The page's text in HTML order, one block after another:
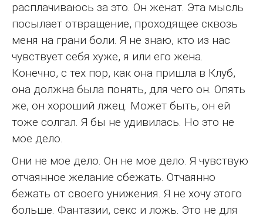
расплачиваюсь за это. Он женат. Эта мысль
посылает отвращение, проходящее сквозь
меня на грани боли. Я не знаю, кто из нас
чувствует себя хуже, я или его жена.
Конечно, с тех пор, как она пришла в Клуб,
она должна была понять, для чего он. Опять
же, он хороший лжец. Может быть, он ей
тоже солгал. Я бы не удивилась. Но это не
мое дело.
Они не мое дело. Он не мое дело. Я чувствую
отчаянное желание сбежать. Отчаянно
бежать от своего унижения. Я не хочу этого
больше. Фантазии, секс и ложь. Это не для